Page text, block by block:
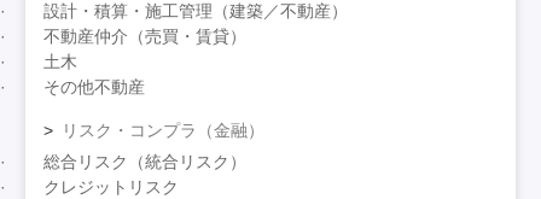
設計・積算・施工管理（建築／不動産）
不動産仲介（売買・賃貸）
土木
その他不動産
リスク・コンプラ（金融）
総合リスク（統合リスク）
クレジットリスク